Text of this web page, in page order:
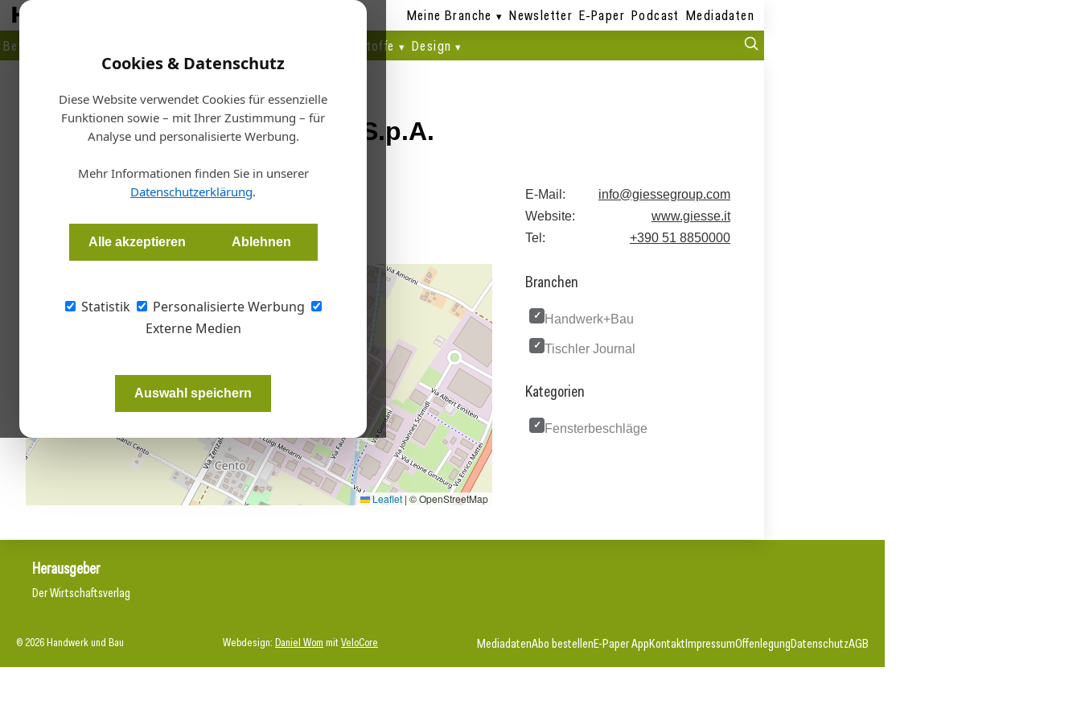
Cookies & Datenschutz
Diese Website verwendet Cookies für essenzielle
Funktionen sowie – mit Ihrer Zustimmung – für
Analyse und personalisierte Werbung.
Mehr Informationen finden Sie in unserer
Datenschutzerklärung.
Alle akzeptieren Ablehnen
Statistik
Personalisierte Werbung
Externe Medien
Auswahl speichern
Meine Branche Newsletter E-Paper Podcast Mediadaten
Betrieb
Bau- + Werkstoffe Design
Firmenverzeichnis › Giesse / GSG International S.p.A.
Giesse / GSG International S.p.A.
Standort
Leaflet | © OpenStreetMap
E-Mail:
info@giessegroup.com
Website:
www.giesse.it
Tel:
+390 51 8850000
Branchen
Handwerk+Bau
Tischler Journal
Kategorien
Fensterbeschläge
Herausgeber
Der Wirtschaftsverlag
© 2026 Handwerk und Bau Webdesign: Daniel Wom mitVeloCore MediadatenAbo bestellenE-Paper AppKontaktImpressumOffenlegungDatenschutzAGB